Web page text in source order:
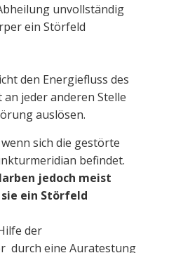
unvollständig
ein Störfeld
den Energiefluss des
jeder anderen Stelle
auslösen.
sich die gestörte
befindet.
jedoch meist
ein Störfeld
der
durch eine Auratestung